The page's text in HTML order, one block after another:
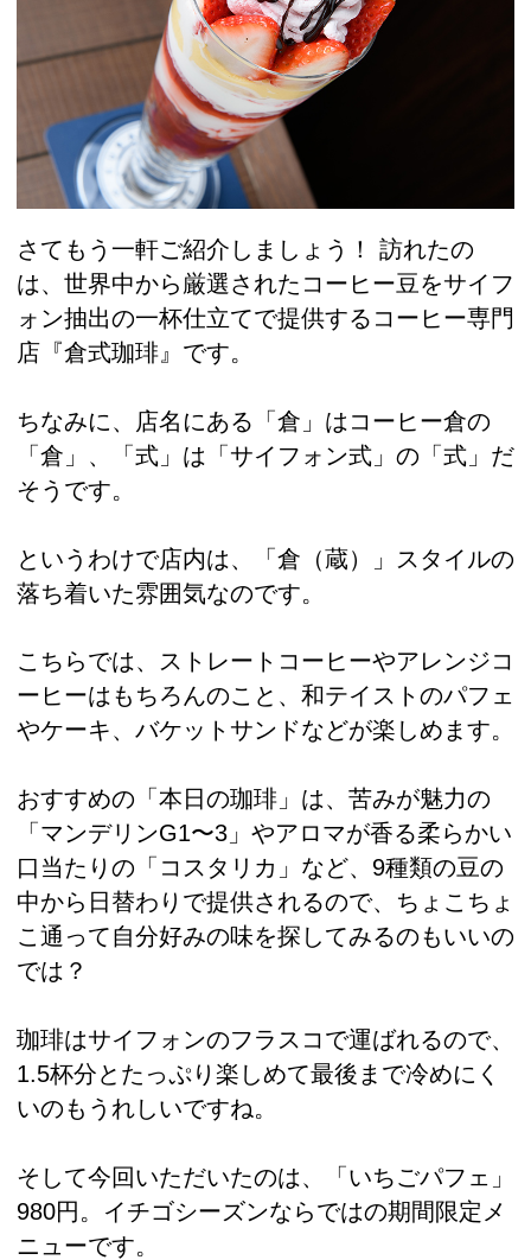
さてもう一軒ご紹介しましょう！ 訪れたの
は、世界中から厳選されたコーヒー豆をサイフ
ォン抽出の一杯仕立てで提供するコーヒー専門
店『倉式珈琲』です。
ちなみに、店名にある「倉」はコーヒー倉の
「倉」、「式」は「サイフォン式」の「式」だ
そうです。
というわけで店内は、「倉（蔵）」スタイルの
落ち着いた雰囲気なのです。
こちらでは、ストレートコーヒーやアレンジコ
ーヒーはもちろんのこと、和テイストのパフェ
やケーキ、バケットサンドなどが楽しめます。
おすすめの「本日の珈琲」は、苦みが魅力の
「マンデリンG1〜3」やアロマが香る柔らかい
口当たりの「コスタリカ」など、9種類の豆の
中から日替わりで提供されるので、ちょこちょ
こ通って自分好みの味を探してみるのもいいの
では？
珈琲はサイフォンのフラスコで運ばれるので、
1.5杯分とたっぷり楽しめて最後まで冷めにく
いのもうれしいですね。
そして今回いただいたのは、「いちごパフェ」
980円。イチゴシーズンならではの期間限定メ
ニューです。